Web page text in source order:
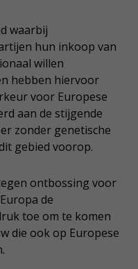
waarbij
hun inkoop van
willen
hebben hiervoor
voor Europese
aan de stijgende
zonder genetische
gebied voorop.
ontbossing voor
de
toe om te komen
die ook op Europese